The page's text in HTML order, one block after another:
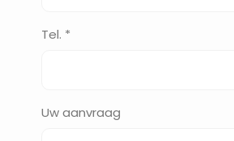
Tel. *
Uw aanvraag